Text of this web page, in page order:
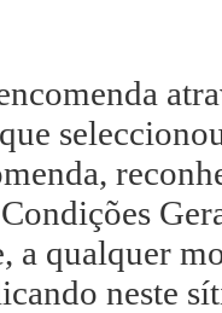
a qualquer
neste